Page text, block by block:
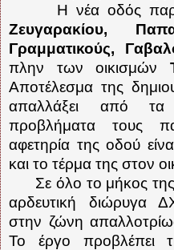
Η νέα οδός
Ζευγαρακίου,
Γραμματικούς,
πλην των οικισμών
Αποτέλεσμα της
απαλλάξει από τα
προβλήματα τους
αφετηρία της οδού
και το τέρμα της στον
Σε όλο το μήκος
αρδευτική διώρυγα
στην ζώνη
Το έργο προβλέπει